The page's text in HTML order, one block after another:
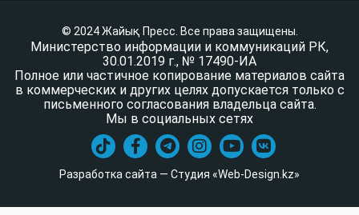
© 2024 Жайық Пресс. Все права защищены.
Министерство информации и коммуникаций РК,
30.01.2019 г., № 17490-ИА
Полное или частичное копирование материалов сайта
в коммерческих и других целях допускается только с
письменного согласования владельца сайта.
Мы в социальных сетях
Разработка сайта — Студия «Web-Design.kz»